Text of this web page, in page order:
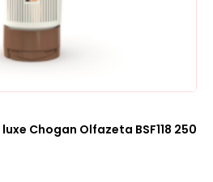
Chogan Olfazeta BSF118 250